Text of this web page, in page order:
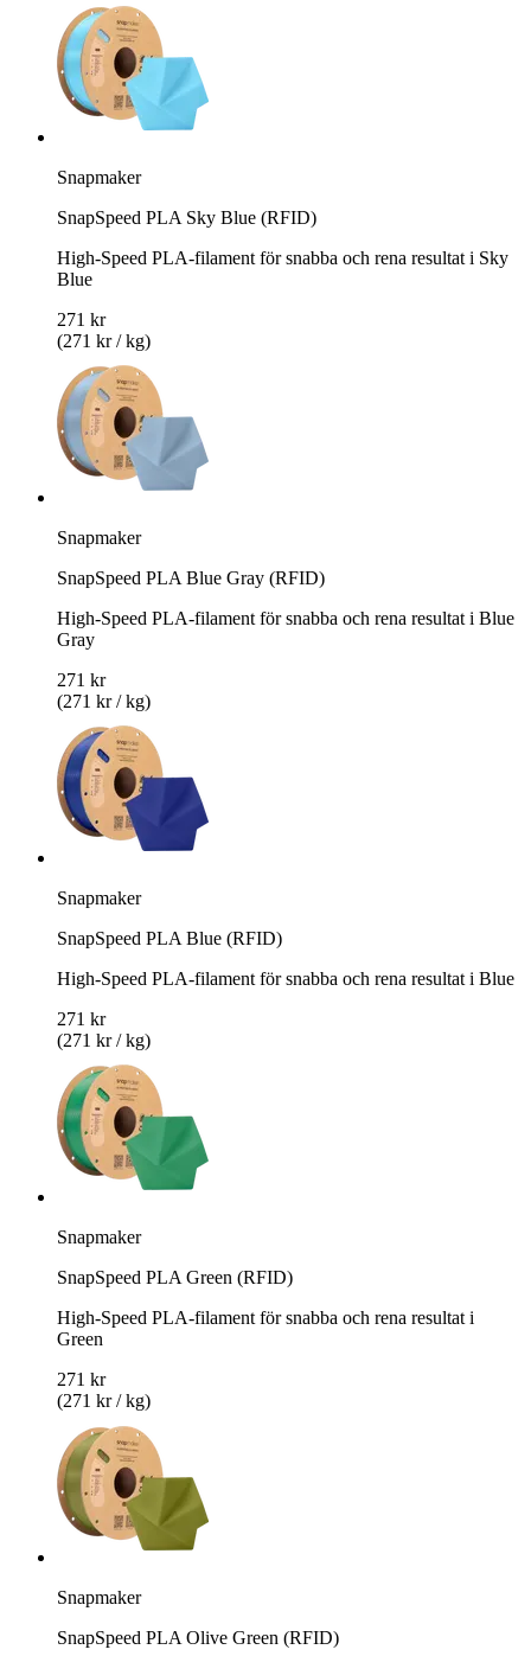
Snapmaker
SnapSpeed PLA Sky Blue (RFID)
High-Speed PLA-filament för snabba och rena resultat i Sky
Blue
271 kr
(271 kr / kg)
Snapmaker
SnapSpeed PLA Blue Gray (RFID)
High-Speed PLA-filament för snabba och rena resultat i Blue
Gray
271 kr
(271 kr / kg)
Snapmaker
SnapSpeed PLA Blue (RFID)
High-Speed PLA-filament för snabba och rena resultat i Blue
271 kr
(271 kr / kg)
Snapmaker
SnapSpeed PLA Green (RFID)
High-Speed PLA-filament för snabba och rena resultat i
Green
271 kr
(271 kr / kg)
Snapmaker
SnapSpeed PLA Olive Green (RFID)